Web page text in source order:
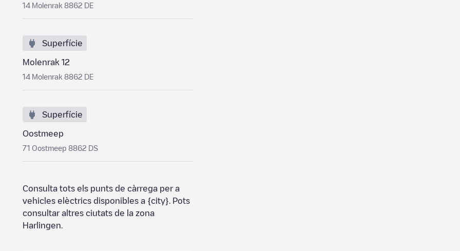
14 Molenrak 8862 DE
Superfície
Molenrak 12
14 Molenrak 8862 DE
Superfície
Oostmeep
71 Oostmeep 8862 DS
Consulta tots els punts de càrrega per a
vehicles elèctrics disponibles a {city} . Pots
consultar altres ciutats de la zona
Harlingen